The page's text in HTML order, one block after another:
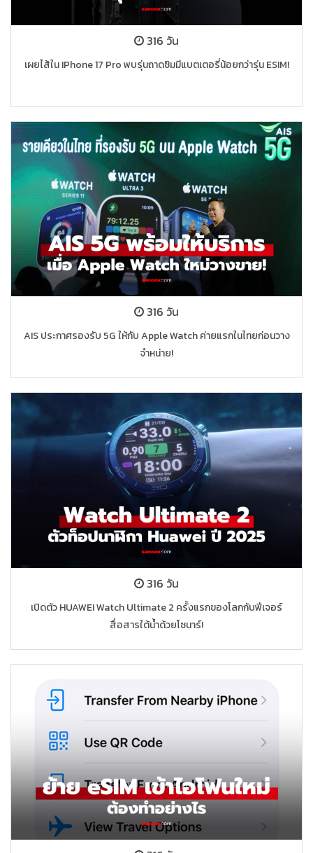
316 วัน
เผยไส้ใน IPhone 17 Pro พบรุ่นถาดซิมมีแบตเตอรี่น้อยกว่ารุ่น ESIM!
316 วัน
AIS ประกาศรองรับ 5G ให้กับ Apple Watch ค่ายแรกในไทยก่อนวาง
จำหน่าย!
316 วัน
เปิดตัว HUAWEI Watch Ultimate 2 ครั้งแรกของโลกกับฟีเจอร์
สื่อสารใต้น้ำด้วยโซนาร์!